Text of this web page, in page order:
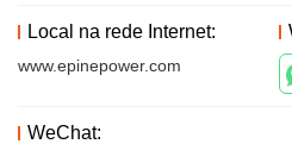
Local na rede Internet:
www.epinepower.com
WeChat: